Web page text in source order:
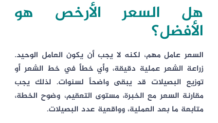
هل السعر الأرخص هو
الأفضل؟
السعر عامل مهم، لكنه لا يجب أن يكون العامل الوحيد.
زراعة الشعر عملية دقيقة، وأي خطأ في خط الشعر أو
توزيع البصيلات قد يبقى واضحاً لسنوات. لذلك يجب
مقارنة السعر مع الخبرة، مستوى التعقيم، وضوح الخطة،
متابعة ما بعد العملية، وواقعية عدد البصيلات.